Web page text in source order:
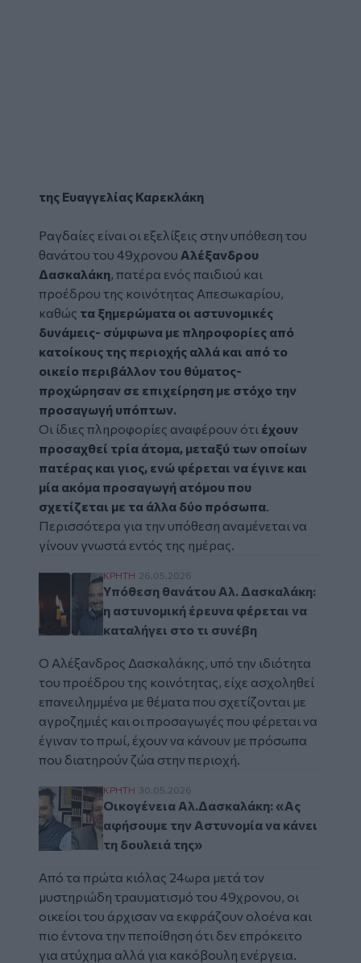
της Ευαγγελίας Καρεκλάκη
Ραγδαίες είναι οι εξελίξεις στην υπόθεση του
θανάτου του 49χρονου Αλέξανδρου
Δασκαλάκη, πατέρα ενός παιδιού και
προέδρου της κοινότητας Απεσωκαρίου,
καθώς τα ξημερώματα οι αστυνομικές
δυνάμεις- σύμφωνα με πληροφορίες από
κατοίκους της περιοχής αλλά και από το
οικείο περιβάλλον του θύματος-
προχώρησαν σε επιχείρηση με στόχο την
προσαγωγή υπόπτων.
Οι ίδιες πληροφορίες αναφέρουν ότι έχουν
προσαχθεί τρία άτομα, μεταξύ των οποίων
πατέρας και γιος, ενώ φέρεται να έγινε και
μία ακόμα προσαγωγή ατόμου που
σχετίζεται με τα άλλα δύο πρόσωπα.
Περισσότερα για την υπόθεση αναμένεται να
γίνουν γνωστά εντός της ημέρας.
Υπόθεση θανάτου Αλ. Δασκαλάκη: η
ΚΡΗΤΗ 26.05.2026
Υπόθεση θανάτου Αλ. Δασκαλάκη:
η αστυνομική έρευνα φέρεται να
καταλήγει στο τι συνέβη
Ο Αλέξανδρος Δασκαλάκης, υπό την ιδιότητα
του προέδρου της κοινότητας, είχε ασχοληθεί
επανειλημμένα με θέματα που σχετίζονται με
αγροζημιές και οι προσαγωγές που φέρεται να
έγιναν το πρωί, έχουν να κάνουν με πρόσωπα
που διατηρούν ζώα στην περιοχή.
Οικογένεια Αλ.Δασκαλάκη: «Ας αφήσουμε
ΚΡΗΤΗ 30.05.2026
Οικογένεια Αλ.Δασκαλάκη: «Ας
αφήσουμε την Αστυνομία να κάνει
τη δουλειά της»
Από τα πρώτα κιόλας 24ωρα μετά τον
μυστηριώδη τραυματισμό του 49χρονου, οι
οικείοι του άρχισαν να εκφράζουν ολοένα και
πιο έντονα την πεποίθηση ότι δεν επρόκειτο
για ατύχημα αλλά για κακόβουλη ενέργεια.